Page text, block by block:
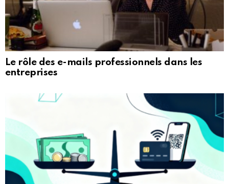
Le rôle des e-mails professionnels dans les
entreprises